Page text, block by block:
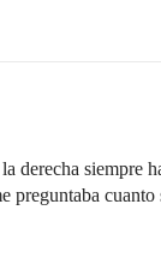
derecha siempre
cuanto